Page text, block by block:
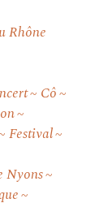
Rhône
Cô
Festival
Nyons